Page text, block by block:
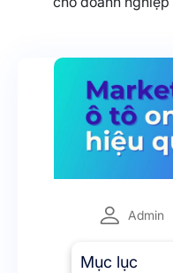
Admin
Mục lục